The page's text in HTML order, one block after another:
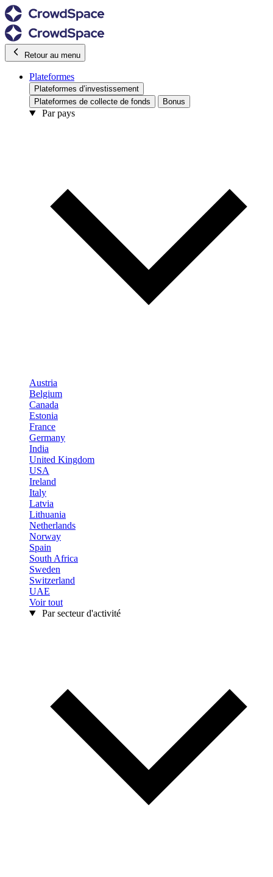
Retour au menu
Plateformes
Plateformes d’investissement
Plateformes de collecte de fonds
Bonus
Par pays
Austria
Belgium
Canada
Estonia
France
Germany
India
United Kingdom
USA
Ireland
Italy
Latvia
Lithuania
Netherlands
Norway
Spain
South Africa
Sweden
Switzerland
UAE
Voir tout
Par secteur d'activité